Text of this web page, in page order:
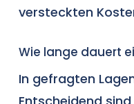
versteckten
Wie lange dauert
In gefragten